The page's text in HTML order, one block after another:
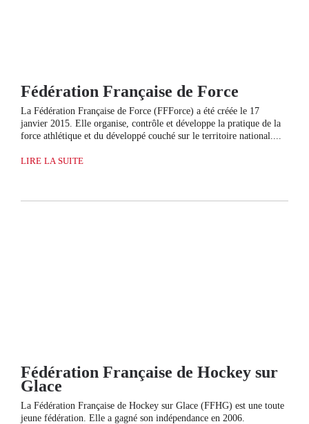
Fédération Française de Force
La Fédération Française de Force (FFForce) a été créée le 17
janvier 2015. Elle organise, contrôle et développe la pratique de la
force athlétique et du développé couché sur le territoire national....
LIRE LA SUITE
Fédération Française de Hockey sur
Glace
La Fédération Française de Hockey sur Glace (FFHG) est une toute
jeune fédération. Elle a gagné son indépendance en 2006.